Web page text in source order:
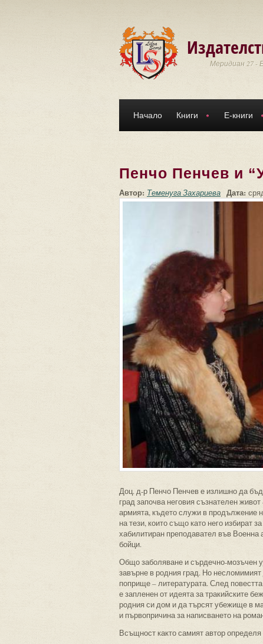
Меридиан 27 -
Начало Книги Е-книги
Пенчо Пенчев и
Автор: Теменуга Захариева Дата:
Доц. д-р Пенчо Пенчев е излишно да
град започва неговия съзнателен
армията, където служи в продължение
на тези, които също като него избират
хабилитиран преподавател във
бойци.
Общо заболяване и сърдечно-мозъчен
завърне в родния град. Но
поприще – литературата. След
е запленен от идеята за тракийските
родния си дом и да търсят убежище в
и първопричина за написването на
Всъщност както самият автор